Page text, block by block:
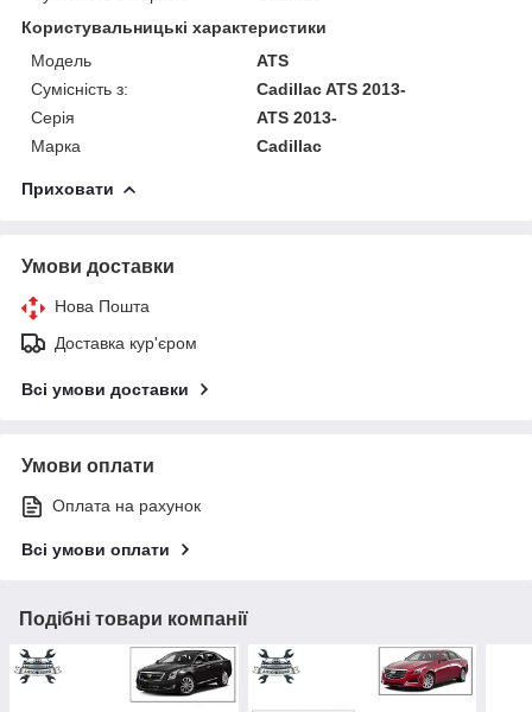
Користувальницькі характеристики
Модель
ATS
Сумісність з:
Cadillac ATS 2013-
Серія
ATS 2013-
Марка
Cadillac
Приховати
Умови доставки
Нова Пошта
Доставка кур'єром
Всі умови доставки
Умови оплати
Оплата на рахунок
Всі умови оплати
Подібні товари компанії